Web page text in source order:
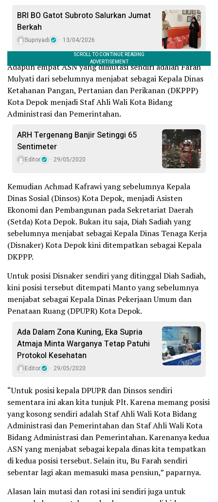
BRI BO Gatot Subroto Salurkan Jumat
Berkah
Supriyadi 13/04/2026
Adapun empat ASN yang dimutasi sendiri adalah Farah
Mulyati dari sebelumnya menjabat sebagai Kepala Dinas
Ketahanan Pangan, Pertanian dan Perikanan (DKPPP)
Kota Depok menjadi Staf Ahli Wali Kota Bidang
Administrasi dan Pemerintahan.
ARH Tergenang Banjir Setinggi 65
Sentimeter
Editor 29/05/2020
Kemudian Achmad Kafrawi yang sebelumnya Kepala
Dinas Sosial (Dinsos) Kota Depok, menjadi Asisten
Ekonomi dan Pembangunan pada Sekretariat Daerah
(Setda) Kota Depok. Bukan itu saja, Diah Sadiah yang
sebelumnya menjabat sebagai Kepala Dinas Tenaga Kerja
(Disnaker) Kota Depok kini ditempatkan sebagai Kepala
DKPPP.
Untuk posisi Disnaker sendiri yang ditinggal Diah Sadiah,
kini posisi tersebut ditempati Manto yang sebelumnya
menjabat sebagai Kepala Dinas Pekerjaan Umum dan
Penataan Ruang (DPUPR) Kota Depok.
Ada Dalam Zona Kuning, Eka Supria
Atmaja Minta Warganya Tetap Patuhi
Protokol Kesehatan
Editor 29/05/2020
“Untuk posisi kepala DPUPR dan Dinsos sendiri
sementara ini akan kita tunjuk Plt. Karena memang posisi
yang kosong sendiri adalah Staf Ahli Wali Kota Bidang
Administrasi dan Pemerintahan dan Staf Ahli Wali Kota
Bidang Administrasi dan Pemerintahan. Karenanya kedua
ASN yang menjabat sebagai kepala dinas kita tempatkan
di kedua posisi tersebut. Selain itu, Bu Farah sendiri
sebentar lagi akan memasuki masa pensiun,” paparnya.
Alasan lain mutasi dan rotasi ini sendiri juga untuk